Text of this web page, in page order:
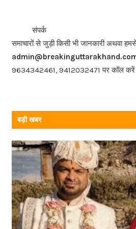
b
o
o
k
संपर्क
समाचारों से जुड़ी किसी भी जानकारी अथवा
9634342461, 9412032471 पर कॉल करें
बड़ी खबर